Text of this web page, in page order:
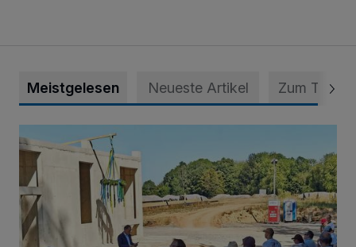
Meistgelesen Neueste Artikel Zum Thema
Es wird die größte Solarthermie-Anlage in NRW